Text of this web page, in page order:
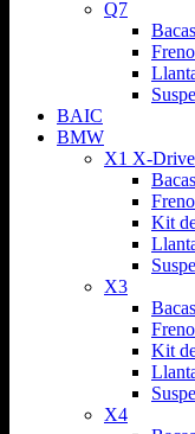
Q7
BAIC
BMW
X1 X-Drive
Kit
X3
Kit
X4